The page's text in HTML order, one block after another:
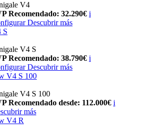
V4
Recomendado: 32.290€ i
Descubrir más
S
V4 S
Recomendado: 38.790€ i
Descubrir más
V4 S 100
V4 S 100
Recomendado desde: 112.000€ i
más
V4 R